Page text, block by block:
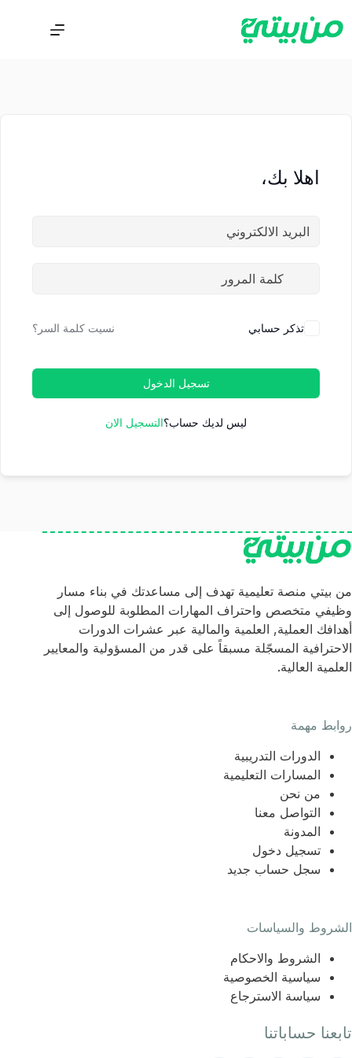
اهلا بك،
تذكر حسابي نسيت كلمة السر؟
تسجيل الدخول
ليس لديك حساب؟التسجيل الان
من بيتي منصة تعليمية تهدف إلى مساعدتك في بناء مسار
وظيفي متخصص واحتراف المهارات المطلوبة للوصول إلى
أهدافك العملية, العلمية والمالية عبر عشرات الدورات
الاحترافية المسجّلة مسبقاً على قدر من المسؤولية والمعايير
العلمية العالية.
روابط مهمة
الدورات التدريبية
المسارات التعليمية
من نحن
التواصل معنا
المدونة
تسجيل دخول
سجل حساب جديد
الشروط والسياسات
الشروط والاحكام
سياسية الخصوصية
سياسة الاسترجاع
تابعنا حساباتنا